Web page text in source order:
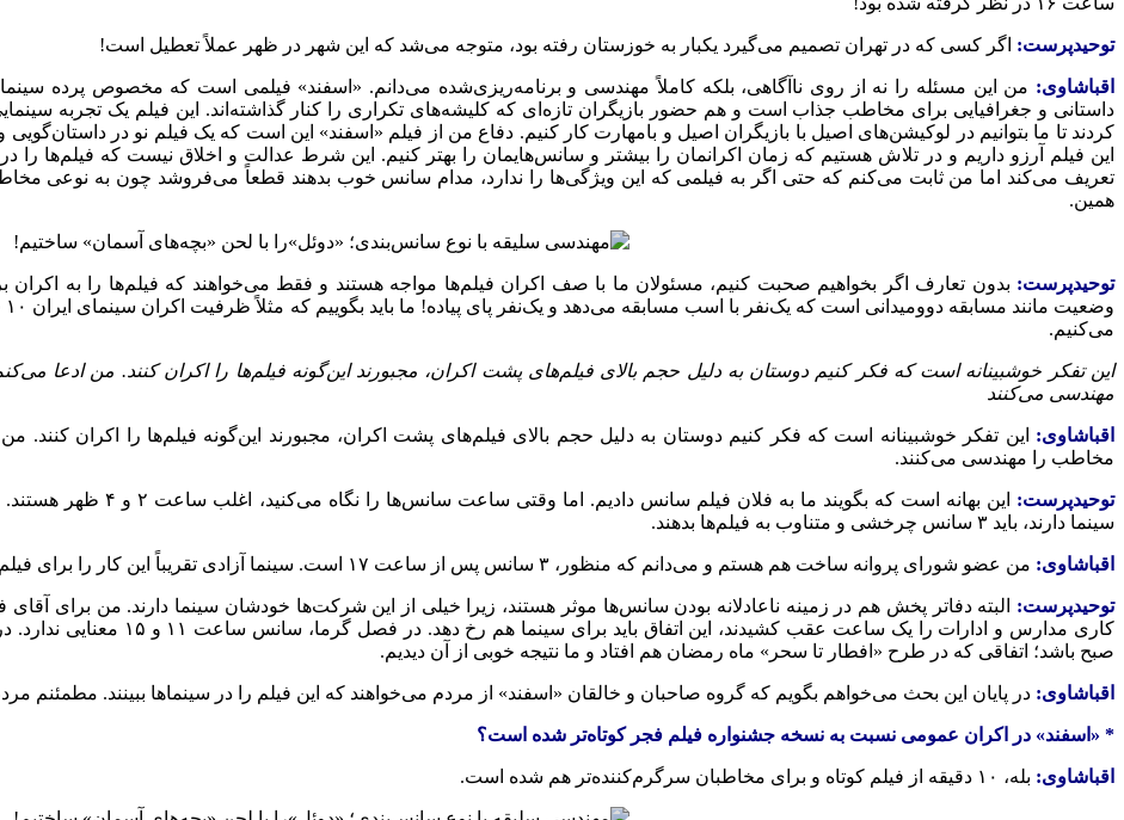
توحیدپرست: اگر کسی که در تهران تصمیم می‌گیرد یکبار به خوزستان رفته بود، متوجه می‌شد که این شهر در ظهر عملاً تعطیل است!
اقباشاوی: من این مسئله را نه از روی ناآگاهی، بلکه کاملاً مهندسی و برنامه‌ریزی‌شده می‌دانم. «اسفند» فیلمی است که مخصوص پرده
داستانی و جغرافیایی برای مخاطب جذاب است و هم حضور بازیگران تازه‌ای که کلیشه‌های تکراری را کنار گذاشته‌اند. این فیلم یک تجربه
کردند تا ما بتوانیم در لوکیشن‌های اصیل با بازیگران اصیل و بامهارت کار کنیم. دفاع من از فیلم «اسفند» این است که یک فیلم نو در
این فیلم آرزو داریم و در تلاش هستیم که زمان اکرانمان را بیشتر و سانس‌هایمان را بهتر کنیم. این شرط عدالت و اخلاق نیست که فیلم‌ها را
تعریف می‌کند اما من ثابت می‌کنم که حتی اگر به فیلمی که این ویژگی‌ها را ندارد، مدام سانس خوب بدهند قطعاً می‌فروشد چون به نوعی
همین.
توحیدپرست: بدون تعارف اگر بخواهیم صحبت کنیم، مسئولان ما با صف اکران فیلم‌ها مواجه هستند و فقط می‌خواهند که فیلم‌ها را به اکران
می‌کنیم.
این تفکر خوشبینانه است که فکر کنیم دوستان به دلیل حجم بالای فیلم‌های پشت اکران، مجبورند این‌گونه فیلم‌ها را اکران کنند. من ادعا
مهندسی می‌کنند
اقباشاوی: این تفکر خوشبینانه است که فکر کنیم دوستان به دلیل حجم بالای فیلم‌های پشت اکران، مجبورند این‌گونه فیلم‌ها را اکران کنند.
مخاطب را مهندسی می‌کنند.
توحیدپرست:
سینما دارند، باید ۳ سانس چرخشی و متناوب به فیلم‌ها بدهند.
اقباشاوی: من عضو شورای پروانه ساخت هم هستم و می‌دانم که منظور، ۳ سانس پس از ساعت ۱۷ است. سینما آزادی تقریباً این کار را برای فیلم ما انجام داد، اما باقی پردیس‌های سینمایی این کار را نکردند.
توحیدپرست: البته دفاتر پخش هم در زمینه ناعادلانه بودن سانس‌ها موثر هستند، زیرا خیلی از این شرکت‌ها خودشان سینما دارند. من برای
صبح باشد؛ اتفاقی که در طرح «افطار تا سحر» ماه رمضان هم افتاد و ما نتیجه خوبی از آن دیدیم.
اقباشاوی: در پایان این بحث می‌خواهم بگویم که گروه صاحبان و خالقان «اسفند» از مردم می‌خواهند که این فیلم را در سینماها ببینند.
* «اسفند» در اکران عمومی نسبت به نسخه جشنواره فیلم فجر کوتاه‌تر شده است؟
اقباشاوی: بله، ۱۰ دقیقه از فیلم کوتاه و برای مخاطبان سرگرم‌کننده‌تر هم شده است.